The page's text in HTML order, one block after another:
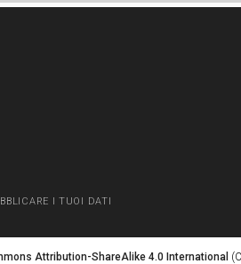
I TUOI DATI
Attribution-ShareAlike 4.0 International